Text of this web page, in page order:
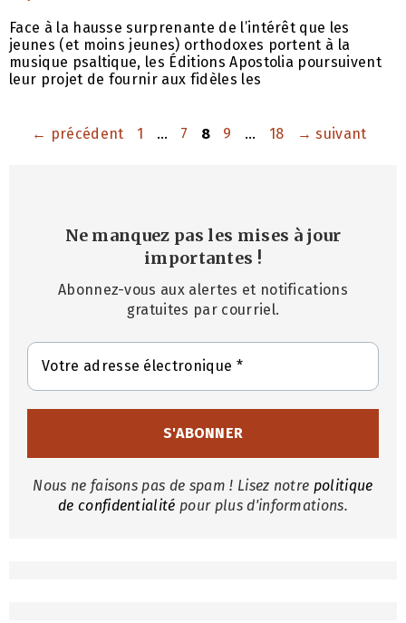
Face à la hausse surprenante de l’intérêt que les
jeunes (et moins jeunes) orthodoxes portent à la
musique psaltique, les Éditions Apostolia poursuivent
leur projet de fournir aux fidèles les
← précédent Page
1 … Page
7 Page
8 Page
9 … Page
18 → suivant
Ne manquez pas les mises à jour
importantes !
Abonnez-vous aux alertes et notifications
gratuites par courriel.
Nous ne faisons pas de spam ! Lisez notre politique
de confidentialité pour plus d'informations.